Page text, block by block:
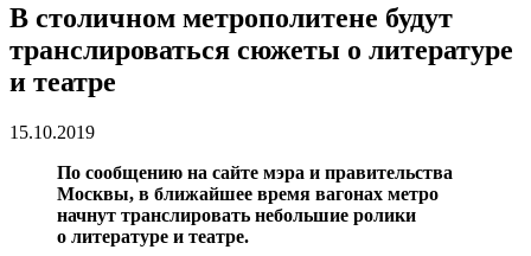
В столичном метрополитене будут
транслироваться сюжеты о литературе
и театре
15.10.2019
По сообщению на сайте мэра и правительства
Москвы, в ближайшее время вагонах метро
начнут транслировать небольшие ролики
о литературе и театре.